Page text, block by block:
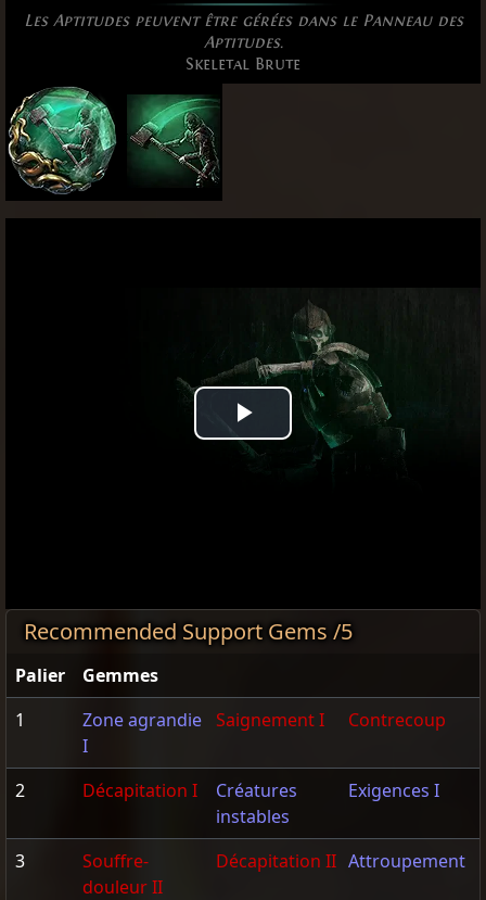
Les Aptitudes peuvent être gérées dans le Panneau des
Aptitudes.
Skeletal Brute
Play
Recommended Support Gems /5
Palier
Gemmes
1
Zone agrandie
I
Saignement I Contrecoup
2 Décapitation I
Créatures
instables
Exigences I
3
Souffre-
douleur II
Décapitation II Attroupement